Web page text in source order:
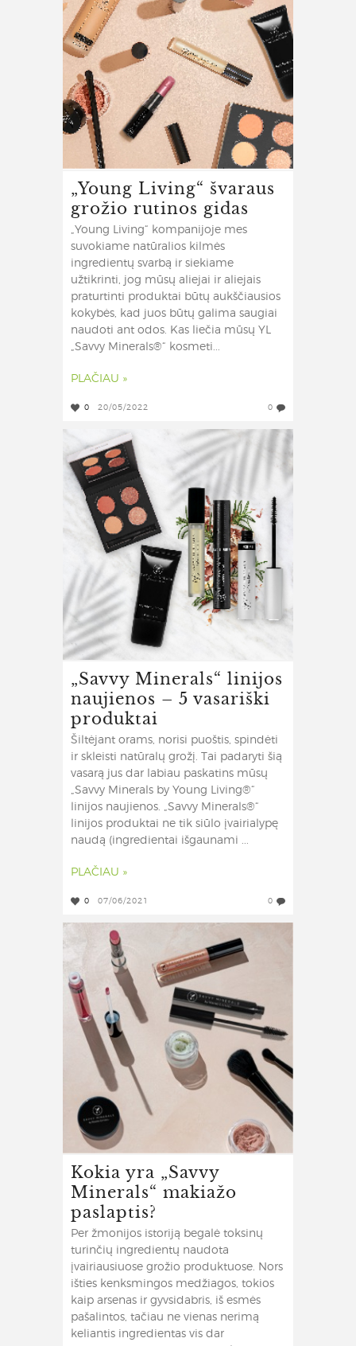
„Young Living“ švaraus
grožio rutinos gidas
„Young Living“ kompanijoje mes
suvokiame natūralios kilmės
ingredientų svarbą ir siekiame
užtikrinti, jog mūsų aliejai ir aliejais
praturtinti produktai būtų aukščiausios
kokybės, kad juos būtų galima saugiai
naudoti ant odos. Kas liečia mūsų YL
„Savvy Minerals®“ kosmeti...
PLAČIAU »
0 20/05/2022 0
„Savvy Minerals“ linijos
naujienos – 5 vasariški
produktai
Šiltėjant orams, norisi puoštis, spindėti
ir skleisti natūralų grožį. Tai padaryti šią
vasarą jus dar labiau paskatins mūsų
„Savvy Minerals by Young Living®“
linijos naujienos. „Savvy Minerals®“
linijos produktai ne tik siūlo įvairialypę
naudą (ingredientai išgaunami ...
PLAČIAU »
0 07/06/2021 0
Kokia yra „Savvy
Minerals“ makiažo
paslaptis?
Per žmonijos istoriją begalė toksinų
turinčių ingredientų naudota
įvairiausiuose grožio produktuose. Nors
išties kenksmingos medžiagos, tokios
kaip arsenas ir gyvsidabris, iš esmės
pašalintos, tačiau ne vienas nerimą
keliantis ingredientas vis dar